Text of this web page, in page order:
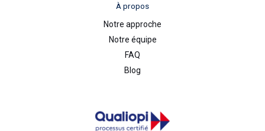
À propos
Notre approche
Notre équipe
FAQ
Blog